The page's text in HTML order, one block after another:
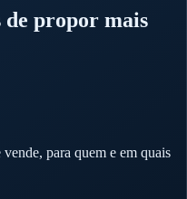
de propor mais
para quem e em quais